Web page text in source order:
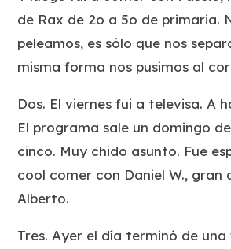
de Rax de 2o a 5o de primaria.
peleamos, es sólo que nos
misma forma nos pusimos al
Dos. El viernes fui a televisa. A
El programa sale un domingo
cinco. Muy chido asunto. Fue
cool comer con Daniel W., gran
Alberto.
Tres. Ayer el día terminó de